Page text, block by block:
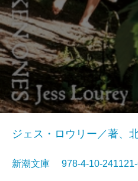
ジェス・ロウリー／著、
新潮文庫 978-4-10-